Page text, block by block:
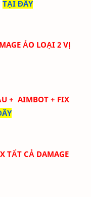
TẠI ĐÂY
ẢO LOẠI 2VỊ
+ AIMBOT + FIX
TẤT CẢ DAMAGE